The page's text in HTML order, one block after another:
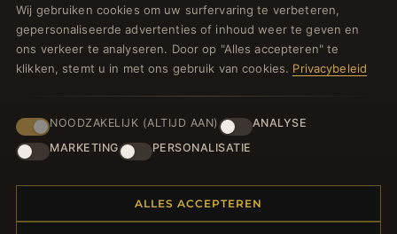
Wij gebruiken cookies om uw surfervaring te verbeteren,
gepersonaliseerde advertenties of inhoud weer te geven en
ons verkeer te analyseren. Door op "Alles accepteren" te
klikken, stemt u in met ons gebruik van cookies. Privacybeleid
NOODZAKELIJK (ALTIJD AAN)
ANALYSE
MARKETING
PERSONALISATIE
ALLES ACCEPTEREN
Nieuwe producten
Specials
Blog
Inloggen
BETAALMETHODEN